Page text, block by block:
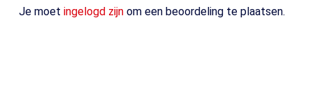
Je moet ingelogd zijnom een beoordeling te plaatsen.